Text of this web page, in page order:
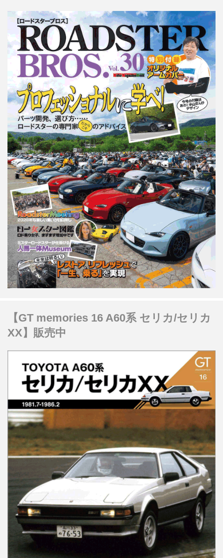
【GT memories 16 A60系 セリカ/セリカ
XX】販売中